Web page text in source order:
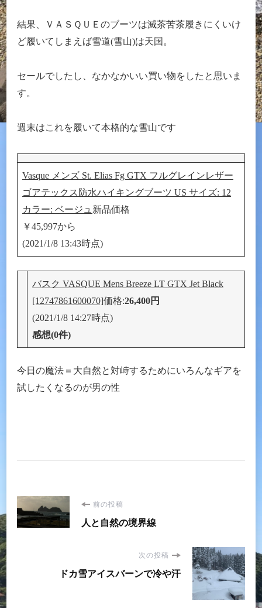
結果、ＶＡＳＱＵＥのブーツは滅茶苦茶履きにくいけ
ど履いてしまえば雪道(雪山)は天国。
セールでしたし、なかなかいい買い物をしたと思いま
す。
週末はこれを履いて本格的な雪山です
Vasque メンズ St. Elias Fg GTX フルグレインレザー
ゴアテックス防水ハイキングブーツ US サイズ: 12
カラー: ベージュ新品価格
￥45,997から
(2021/1/8 13:43時点)
バスク VASQUE Mens Breeze LT GTX Jet Black
[12747861600070]価格:26,400円
(2021/1/8 14:27時点)
感想(0件)
今日の魔法＝大自然と対峙するためにいろんなギアを
試したくなるのが男の性
投
前の投稿
人と自然の境界線
次の投稿
ドカ雪アイスバーンで冷や汗